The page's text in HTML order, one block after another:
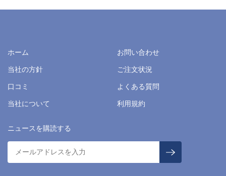
ホーム
お問い合わせ
当社の方針
ご注文状況
口コミ
よくある質問
当社について
利用規約
ニュースを購読する